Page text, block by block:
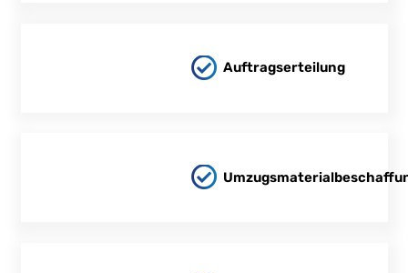
Auftragserteilung